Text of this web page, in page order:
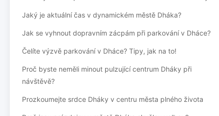
Jaký je aktuální čas v dynamickém městě Dháka?
Jak se vyhnout dopravním zácpám při parkování v Dháce?
Čelíte výzvě parkování v Dháce? Tipy, jak na to!
Proč byste neměli minout pulzující centrum Dháky při
návštěvě?
Prozkoumejte srdce Dháky v centru města plného života